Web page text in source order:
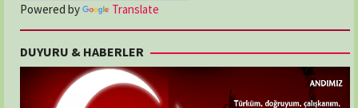
Powered by Translate
DUYURU & HABERLER